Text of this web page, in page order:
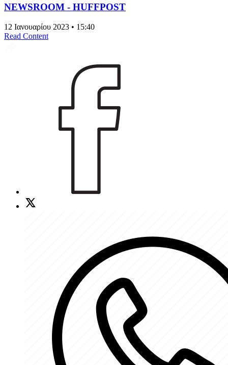
NEWSROOM - HUFFPOST
12 Ιανουαρίου 2023 • 15:40
Read Content